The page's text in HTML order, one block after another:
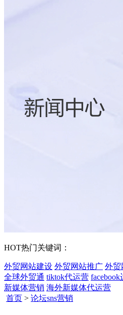
HOT热门关键词：
外贸网站建设 外贸网站推广 外贸
全球外贸通 tiktok代运营 facebook
新媒体营销 海外新媒体代运营
首页 > 论坛sns营销